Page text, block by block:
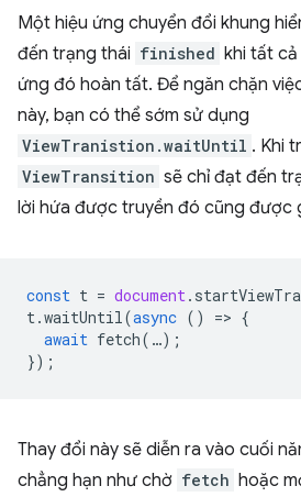
Một hiệu ứng chuyển đổi khung
đến trạng thái finished khi tất
ứng đó hoàn tất. Để ngăn chặn
này, bạn có thể sớm sử dụng
ViewTranistion.waitUntil . Khi
ViewTransition sẽ chỉ đạt đến
lời hứa được truyền đó cũng được
const t = document.
t.waitUntil(async () => {
await fetch( …);
});
Thay đổi này sẽ diễn ra vào cuối
chẳng hạn như chờ fetch hoặc